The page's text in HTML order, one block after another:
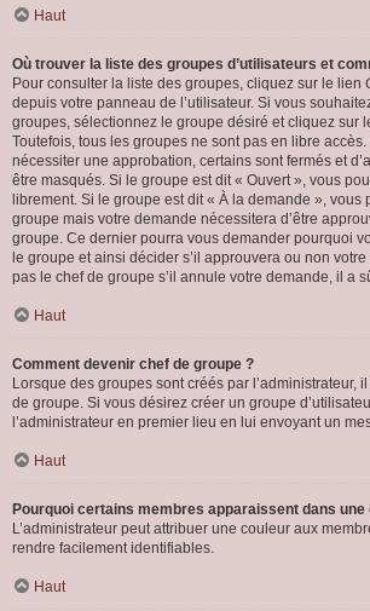
Haut
Où trouver la liste des groupes d’utilisateurs et
Pour consulter la liste des groupes, cliquez sur le lien
depuis votre panneau de l’utilisateur. Si vous
groupes, sélectionnez le groupe désiré et cliquez sur
Toutefois, tous les groupes ne sont pas en libre
nécessiter une approbation, certains sont fermés et
être masqués. Si le groupe est dit « Ouvert », vous
librement. Si le groupe est dit « À la demande », vous
groupe mais votre demande nécessitera d’être
groupe. Ce dernier pourra vous demander pourquoi
le groupe et ainsi décider s’il approuvera ou non
pas le chef de groupe s’il annule votre demande, il a
Haut
Comment devenir chef de groupe ?
Lorsque des groupes sont créés par l’administrateur,
de groupe. Si vous désirez créer un groupe
l’administrateur en premier lieu en lui envoyant un
Haut
Pourquoi certains membres apparaissent dans
L’administrateur peut attribuer une couleur aux
rendre facilement identifiables.
Haut